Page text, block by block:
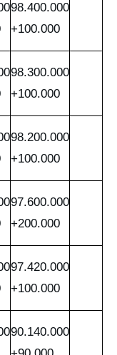
98.400.000
+100.000
98.300.000
+100.000
98.200.000
+100.000
97.600.000
+200.000
97.420.000
+100.000
90.140.000